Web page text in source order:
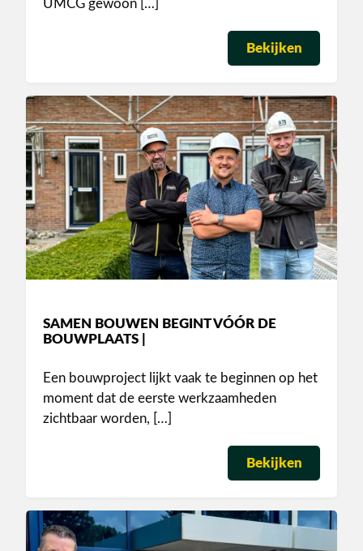
UMCG gewoon […]
Bekijken
SAMEN BOUWEN BEGINT VÓÓR DE
BOUWPLAATS |
Een bouwproject lijkt vaak te beginnen op het
moment dat de eerste werkzaamheden
zichtbaar worden, […]
Bekijken